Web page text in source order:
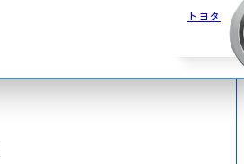
トヨタ